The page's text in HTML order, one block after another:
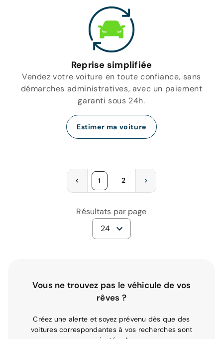
Reprise simplifiée
Vendez votre voiture en toute confiance, sans
démarches administratives, avec un paiement
garanti sous 24h.
Estimer ma voiture
1 2
Résultats par page
24
Vous ne trouvez pas le véhicule de vos
rêves ?
Créez une alerte et soyez prévenu dès que des
voitures correspondantes à vos recherches sont